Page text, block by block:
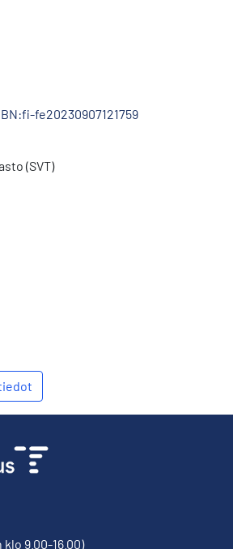
fe20230907121759
(SVT)
klo 9.00-16.00)